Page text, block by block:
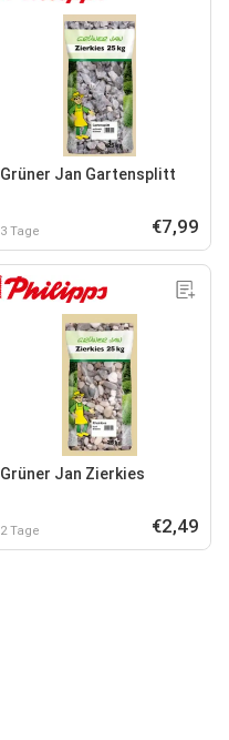
Grüner Jan Gartensplitt
3 Tage €7,99
Grüner Jan Zierkies
2 Tage €2,49